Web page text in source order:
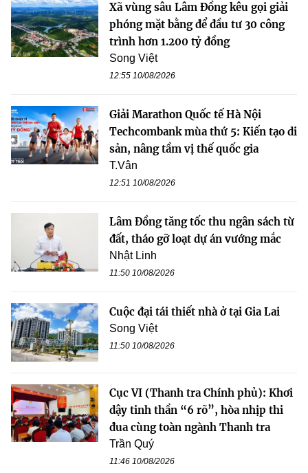
Xã vùng sâu Lâm Đồng kêu gọi giải
phóng mặt bằng để đầu tư 30 công
trình hơn 1.200 tỷ đồng
Song Việt
12:55 10/08/2026
Giải Marathon Quốc tế Hà Nội
Techcombank mùa thứ 5: Kiến tạo di
sản, nâng tầm vị thế quốc gia
T.Vân
12:51 10/08/2026
Lâm Đồng tăng tốc thu ngân sách từ
đất, tháo gỡ loạt dự án vướng mắc
Nhật Linh
11:50 10/08/2026
Cuộc đại tái thiết nhà ở tại Gia Lai
Song Việt
11:50 10/08/2026
Cục VI (Thanh tra Chính phủ): Khơi
dậy tinh thần “6 rõ”, hòa nhịp thi
đua cùng toàn ngành Thanh tra
Trần Quý
11:46 10/08/2026